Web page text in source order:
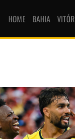
HOME BAHIA